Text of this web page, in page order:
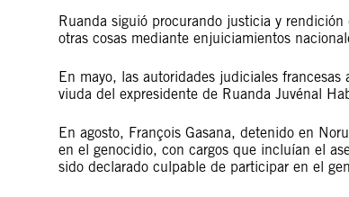
Ruanda siguió procurando justicia y
otras cosas mediante enjuiciamientos
En mayo, las autoridades judiciales
viuda del expresidente de Ruanda Juvénal
En agosto, François Gasana, detenido en
en el genocidio, con cargos que incluían el
sido declarado culpable de participar en el